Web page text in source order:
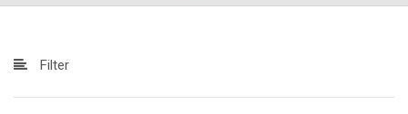
Filter